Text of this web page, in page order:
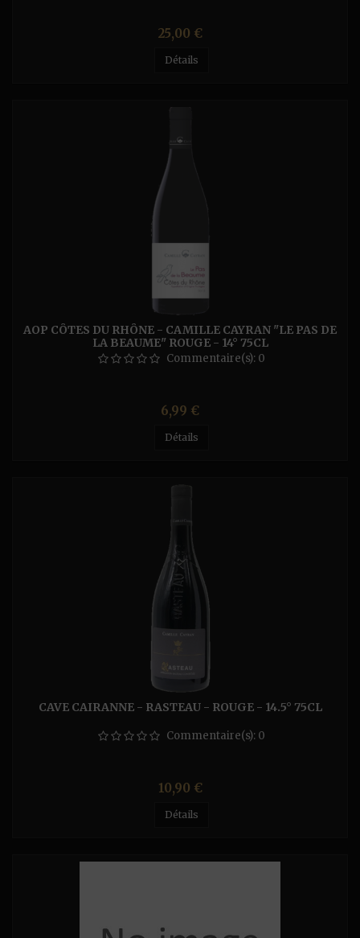
Prix
25,00 €
Détails
AOP CÔTES DU RHÔNE - CAMILLE CAYRAN "LE PAS DE
LA BEAUME" ROUGE - 14° 75CL
Commentaire(s): 0
Prix
6,99 €
Détails
CAVE CAIRANNE - RASTEAU - ROUGE - 14.5° 75CL
Commentaire(s): 0
Prix
10,90 €
Détails